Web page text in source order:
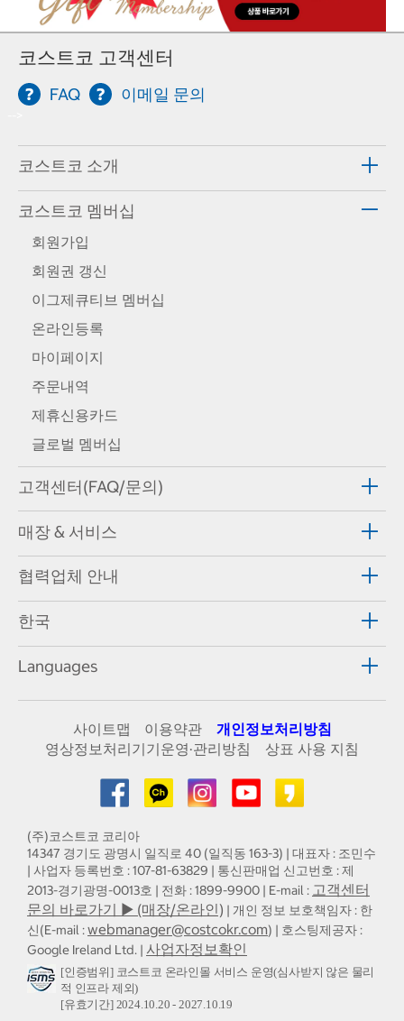
코스트코 고객센터
FAQ 이메일 문의
코스트코 소개
코스트코 멤버십
회원가입
회원권 갱신
이그제큐티브 멤버십
온라인등록
마이페이지
주문내역
제휴신용카드
글로벌 멤버십
고객센터(FAQ/문의)
매장 & 서비스
협력업체 안내
한국
Languages
사이트맵 이용약관
개인정보처리방침
영상정보처리기기운영·관리방침
상표 사용 지침
(주)코스트코 코리아
14347 경기도 광명시 일직로 40 (일직동 163-3) | 대표자 : 조민수
| 사업자 등록번호 : 107-81-63829 | 통신판매업 신고번호 : 제
2013-경기광명-0013호 | 전화 : 1899-9900 | E-mail : 고객센터
문의 바로가기 ▶ (매장/온라인) | 개인 정보 보호책임자 : 한
신(E-mail :webmanager@costcokr.com) | 호스팅제공자 :
Google Ireland Ltd. | 사업자정보확인
[인증범위] 코스트코 온라인몰 서비스 운영(심사받지 않은 물리
적 인프라 제외)
[유효기간] 2024.10.20 - 2027.10.19